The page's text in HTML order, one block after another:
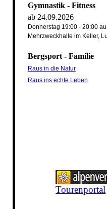
Gymnastik - Fitness
ab 24.09.2026
Donnerstag 19:00 - 20:00
Mehrzweckhalle im Keller,
Bergsport - Familie
Raus in die Natur
Raus ins echte Leben
Tourenportal